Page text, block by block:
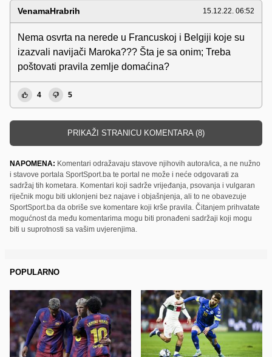
VenamaHrabrih 15.12.22. 06:52
Nema osvrta na nerede u Francuskoj i Belgiji koje su
izazvali navijači Maroka??? Šta je sa onim; Treba
poštovati pravila zemlje domaćina?
4 5
PRIKAŽI STRANICU KOMENTARA (8)
NAPOMENA: Komentari odražavaju stavove njihovih autora/ica, a ne nužno
i stavove portala SportSport.ba te portal ne može i neće odgovarati za
sadržaj tih kometara. Komentari koji sadrže vrijeđanja, psovanja i vulgaran
riječnik mogu biti uklonjeni bez najave i objašnjenja, ali to ne obavezuje
SportSport.ba da obriše sve komentare koji krše pravila. Čitanjem prihvatate
mogućnost da među komentarima mogu biti pronađeni sadržaji koji mogu
biti u suprotnosti sa vašim uvjerenjima.
POPULARNO